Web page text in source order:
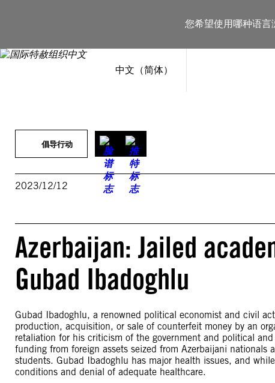
您希望使用哪种语言
中文（简体）
倡导行动
2023/12/12
Azerbaijan: Jailed
Gubad Ibadoghlu
Gubad Ibadoghlu, a renowned political economist and civil
production, acquisition, or sale of counterfeit money by an
retaliation for his criticism of the government and political
funding from foreign assets seized from Azerbaijani
students. Gubad Ibadoghlu has major health issues, and
conditions and denial of adequate healthcare.